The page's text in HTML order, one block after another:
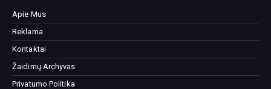
Apie Mus
Reklama
Kontaktai
Žaidimų Archyvas
Privatumo Politika